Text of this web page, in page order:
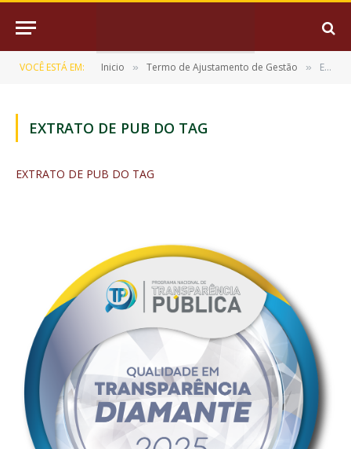
VOCÊ ESTÁ EM: Inicio » Termo de Ajustamento de Gestão » EXTRATO DE PUB DO TAG
EXTRATO DE PUB DO TAG
EXTRATO DE PUB DO TAG